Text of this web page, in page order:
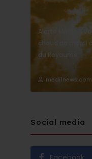
Alerte Météo :
chaud de mardi
du Royaume
medi1news.com
Social media